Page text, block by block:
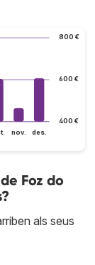
400 €
600 €
800 €
nov. des.
Foz do
als seus